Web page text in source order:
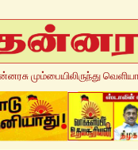
மும்பையிலிருந்து